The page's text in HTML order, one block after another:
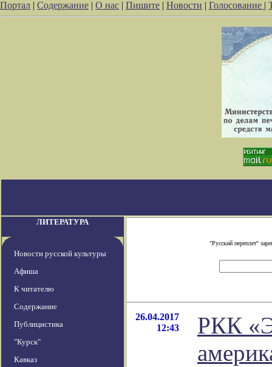
Портал | Содержание | О нас | Пишите | Новости | Голосование |
ЛИТЕРАТУРА
Новости русской культуры
Афиша
К читателю
Содержание
Публицистика
"Курск"
Кавказ
"Русский переплет"
26.04.2017
12:43
РКК